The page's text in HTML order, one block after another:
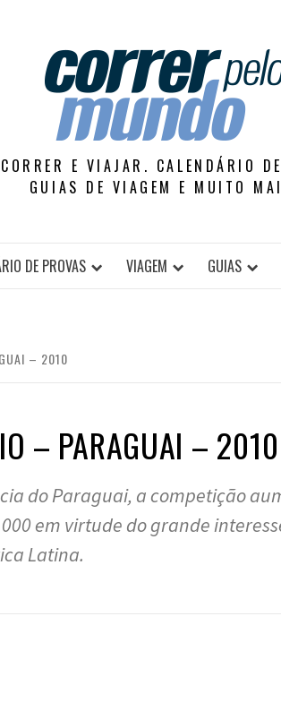
E VIAJAR. CALENDÁRIO
GUIAS DE VIAGEM E MUITO
DE PROVAS VIAGEM GUIAS
– 2010
– PARAGUAI – 2010
do Paraguai, a competição
em virtude do grande
Latina.